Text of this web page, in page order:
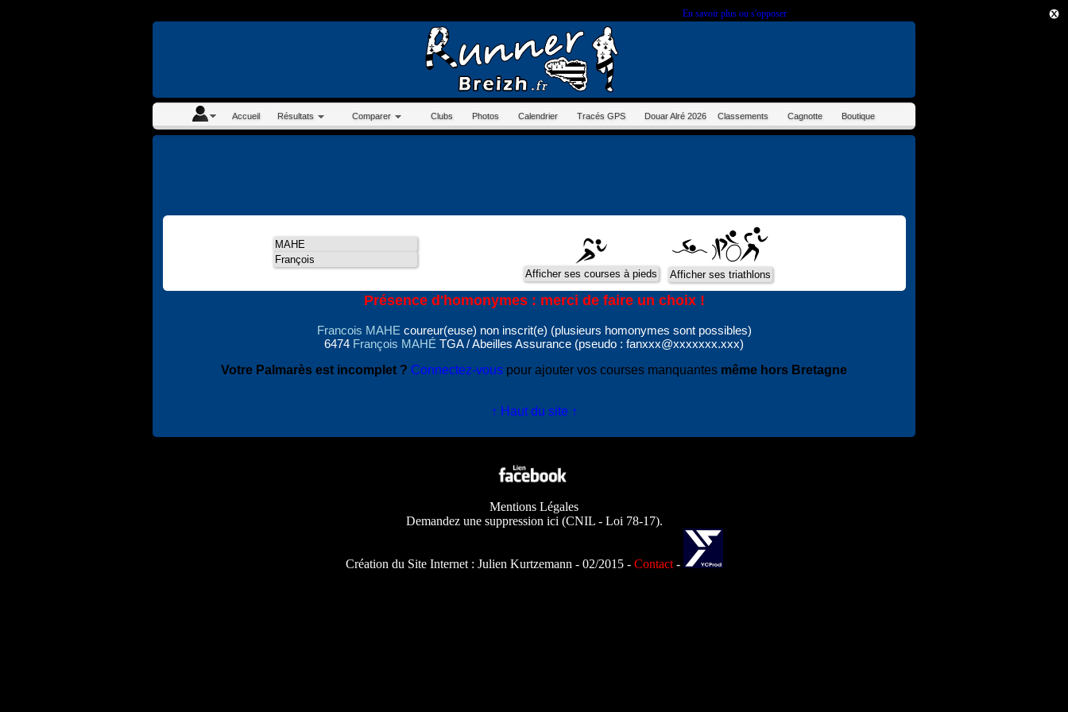
En savoir plus ou s'opposer.
Accueil Résultats Comparer Clubs Photos Calendrier Tracés GPS Douar Alré 2026 Classements Cagnotte Boutique
Présence d'homonymes : merci de faire un choix !
Francois MAHE coureur(euse) non inscrit(e) (plusieurs homonymes sont possibles)
6474 François MAHÉ TGA / Abeilles Assurance (pseudo : fanxxx@xxxxxxx.xxx)
Votre Palmarès est incomplet ? Connectez-vous pour ajouter vos courses manquantes même hors Bretagne
↑ Haut du site ↑
Mentions Légales
Demandez une suppression ici (CNIL - Loi 78-17).
Création du Site Internet : Julien Kurtzemann - 02/2015 - Contact-